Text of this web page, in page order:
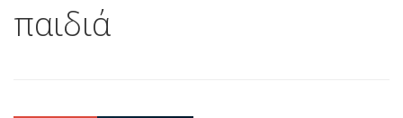
παιδιά